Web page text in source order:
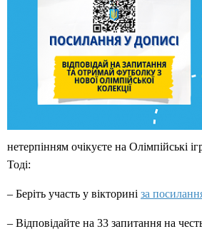
нетерпінням очікуєте на Олімпійські
Тоді:
– Беріть участь у вікторині за
– Відповідайте на 33 запитання на